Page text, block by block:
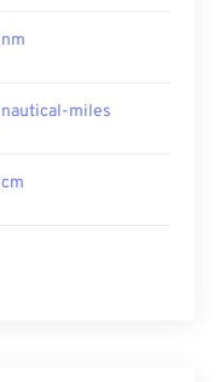
nautical-miles